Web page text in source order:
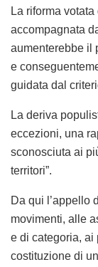
La riforma
accompagnata
aumenterebbe il
e
guidata dal
La deriva
eccezioni, una
sconosciuta ai
territori”.
Da qui l’appello
movimenti, alle
e di categoria, ai
costituzione di